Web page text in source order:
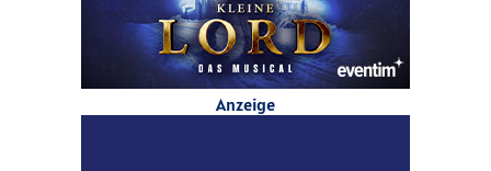
Anzeige